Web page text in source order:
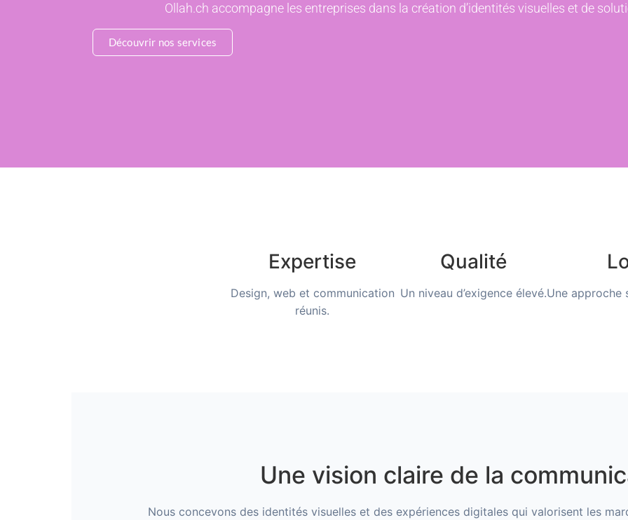
Ollah.ch accompagne les entreprises dans la création d’identités visuelles et de
Découvrir nos services
Expertise
Design, web et communication
réunis.
Qualité
Un niveau d’exigence élevé.Une approche
Une vision claire de la
Nous concevons des identités visuelles et des expériences digitales qui valorisent les